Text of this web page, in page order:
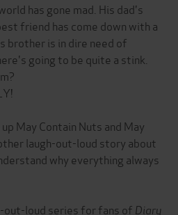
has gone mad. His dad's
friend has come down with a
brother is in dire need of
going to be quite a stink.
May Contain Nuts and May
laugh-out-loud story about
why everything always
out-loud series for fans of Diary